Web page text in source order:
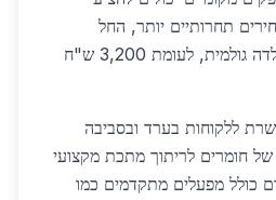
תחרותיים יותר, החל
מ-2,500 ש"ח לטון לפלדה גולמית, לעומת 3,200 ש"ח
ללקוחות בערד ובסביבה
חומרים לריתוך מתכת מקצועי
כולל מפעלים מתקדמים כמו